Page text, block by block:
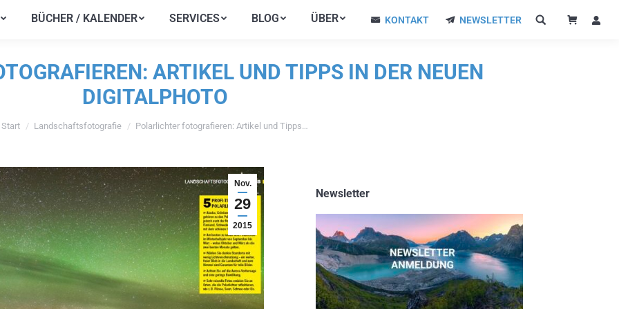
BÜCHER / KALENDER SERVICES BLOG ÜBER KONTAKT NEWSLETTER
ARTIKEL UND TIPPS IN DER NEUEN
DIGITALPHOTO
Sie befinden sich hier:
Start Landschaftsfotografie Polarlichter fotografieren: Artikel und Tipps…
Nov.
29
2015
Newsletter
BÜCHER / KALENDER SERVICES BLOG ÜBER KONTAKT NEWSLETTER